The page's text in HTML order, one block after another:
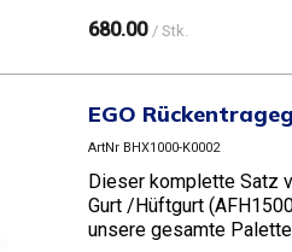
680.00 / Stk.
EGO
ArtNr BHX1000-K0002
Dieser komplette Satz
Gurt /Hüftgurt
unsere gesamte Palette